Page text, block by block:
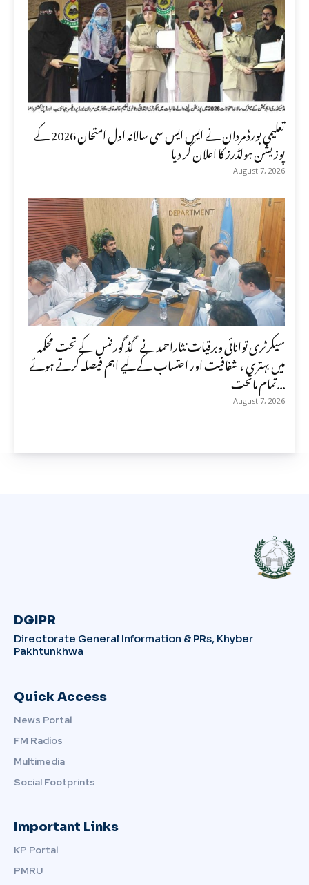
تعلیمی بورڈ مردان نے ایس ایس سی سالانہ اول امتحان 2026 کے
پوزیشن ہولڈرز کا اعلان کر دیا
August 7, 2026
سیکرٹری توانائی وبرقیات نثاراحمد نے گڈ گورننس کے تحت محکمہ
میں بہتری ، شفافیت اور احتساب کے لیے اہم فیصلہ کرتے ہوئے
تمام ماتحت...
August 7, 2026
DGIPR
Directorate General Information & PRs, Khyber
Pakhtunkhwa
Quick Access
News Portal
FM Radios
Multimedia
Social Footprints
Important Links
KP Portal
PMRU